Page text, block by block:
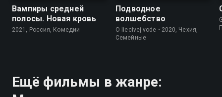
Вампиры средней
полосы. Новая кровь
2021, Россия, Комедии
Подводное
волшебство
O liecivej vode • 2020, Чехия,
Семейные
Ещё фильмы в жанре: